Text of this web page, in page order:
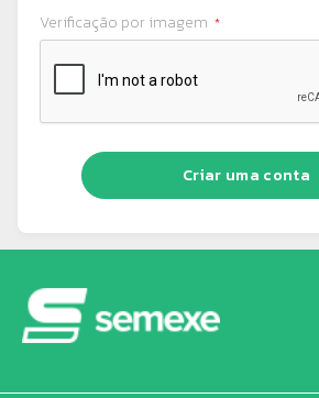
Verificação por imagem
Criar uma conta